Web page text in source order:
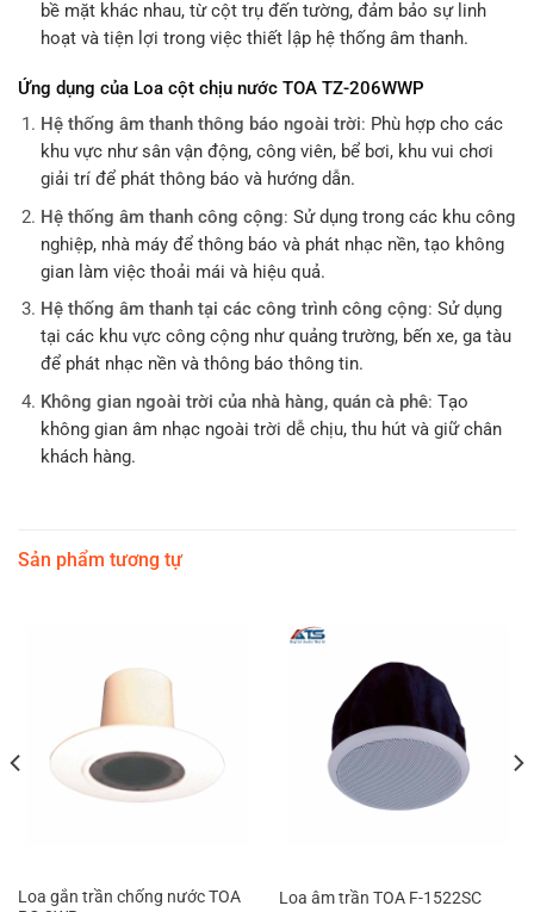
bề mặt khác nhau, từ cột trụ đến tường, đảm bảo sự linh
hoạt và tiện lợi trong việc thiết lập hệ thống âm thanh.
Ứng dụng của Loa cột chịu nước TOA TZ-206WWP
Hệ thống âm thanh thông báo ngoài trời: Phù hợp cho các
khu vực như sân vận động, công viên, bể bơi, khu vui chơi
giải trí để phát thông báo và hướng dẫn.
Hệ thống âm thanh công cộng: Sử dụng trong các khu công
nghiệp, nhà máy để thông báo và phát nhạc nền, tạo không
gian làm việc thoải mái và hiệu quả.
Hệ thống âm thanh tại các công trình công cộng: Sử dụng
tại các khu vực công cộng như quảng trường, bến xe, ga tàu
để phát nhạc nền và thông báo thông tin.
Không gian ngoài trời của nhà hàng, quán cà phê: Tạo
không gian âm nhạc ngoài trời dễ chịu, thu hút và giữ chân
khách hàng.
Sản phẩm tương tự
Loa gắn trần chống nước TOA
Loa âm trần TOA F-1522SC